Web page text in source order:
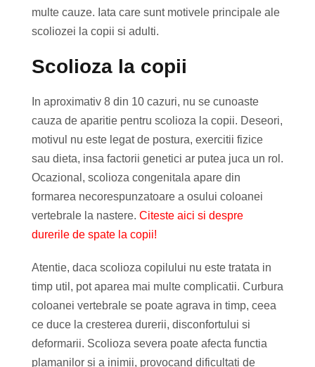
multe cauze. Iata care sunt motivele principale ale
scoliozei la copii si adulti.
Scolioza la copii
In aproximativ 8 din 10 cazuri, nu se cunoaste
cauza de aparitie pentru scolioza la copii. Deseori,
motivul nu este legat de postura, exercitii fizice
sau dieta, insa factorii genetici ar putea juca un rol.
Ocazional, scolioza congenitala apare din
formarea necorespunzatoare a osului coloanei
vertebrale la nastere. Citeste aici si despre
durerile de spate la copii!
Atentie, daca scolioza copilului nu este tratata in
timp util, pot aparea mai multe complicatii. Curbura
coloanei vertebrale se poate agrava in timp, ceea
ce duce la cresterea durerii, disconfortului si
deformarii. Scolioza severa poate afecta functia
plamanilor si a inimii, provocand dificultati de